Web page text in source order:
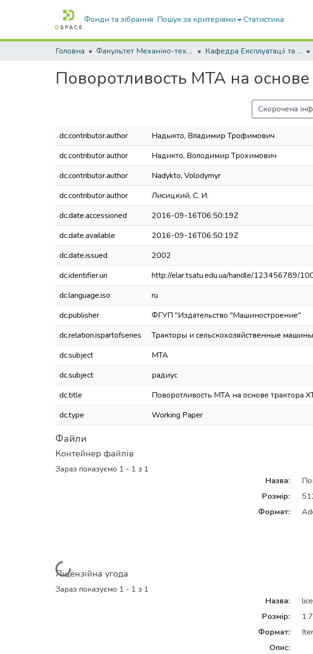
Фонди та зібрання Пошук за критеріями Статистика
Головна Факультет Механіко-технологічний Кафедра Експлуатації та технічного сервісу машин
Поворотливость МТА на
Скорочена
dc.contributor.author
Надыкто, Владимир Трофимович
dc.contributor.author
Надикто, Володимир Трохимович
dc.contributor.author
Nadykto, Volodymyr
dc.contributor.author
Лисицкий, С. И.
dc.date.accessioned
2016-09-16T06:50:19Z
dc.date.available
2016-09-16T06:50:19Z
dc.date.issued
2002
dc.identifier.uri
http://elar.tsatu.edu.ua/handle/123456789/
dc.language.iso
ru
dc.publisher
ФГУП "Издательство "Машиностроение"
dc.relation.ispartofseries
Тракторы и сельскохозяйственные
dc.subject
МТА
dc.subject
радиус
dc.title
Поворотливость МТА на основе трактора
dc.type
Working Paper
Файли
Контейнер файлів
Зараз показуємо 1 - 1 з 1
Вантажиться...
Назва:
Розмір:
Формат:
Ліцензійна угода
Зараз показуємо 1 - 1 з 1
Назва:
Розмір:
Формат:
Опис: